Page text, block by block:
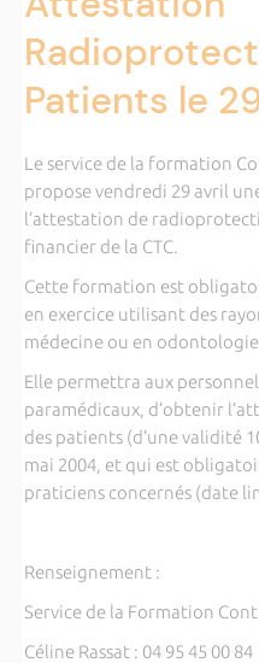
Patients le
Le service de la formation
propose vendredi 29 avril
l’attestation de
financier de la CTC.
Cette formation est
en exercice utilisant des
médecine ou en
Elle permettra aux
paramédicaux, d’obtenir
des patients (d’une validité
mai 2004, et qui est
praticiens concernés (date
Renseignement :
Service de la Formation
Céline Rassat : 04 95 45 00 84